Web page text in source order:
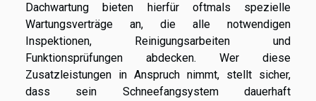
Dachwartung bieten hierfür oftmals spezielle
Wartungsverträge an, die alle notwendigen
Inspektionen, Reinigungsarbeiten und
Funktionsprüfungen abdecken. Wer diese
Zusatzleistungen in Anspruch nimmt, stellt sicher,
dass sein Schneefangsystem dauerhaft